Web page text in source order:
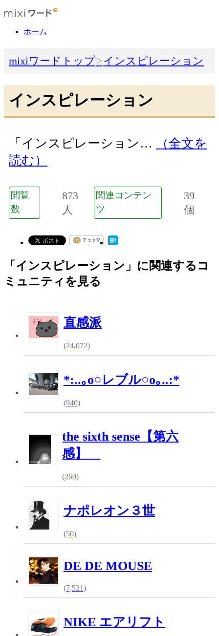
ホーム
mixiワードトップ インスピレーション
インスピレーション
「インスピレーション…
（全文を
読む）
閲覧
数
873
人
関連コンテン
ツ
39
個
「インスピレーション」に関連するコ
ミュニティを見る
直感派
(24,072)
*:..｡o○レブル○o｡..:*
(940)
the sixth sense【第六
感】
(260)
ナポレオン３世
(50)
DE DE MOUSE
(7,521)
NIKE エアリフト